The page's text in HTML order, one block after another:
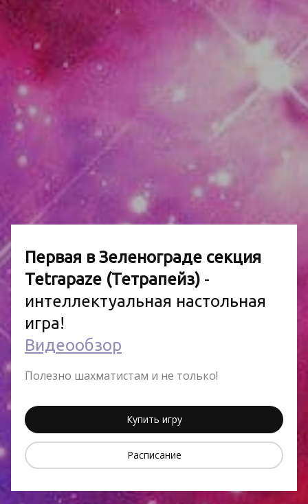
Первая в Зеленограде секция
Tetrapaze (Тетрапейз) -
интеллектуальная настольная
игра!
Видеообзор
Полезно шахматистам и не только!
Купить игру
Расписание